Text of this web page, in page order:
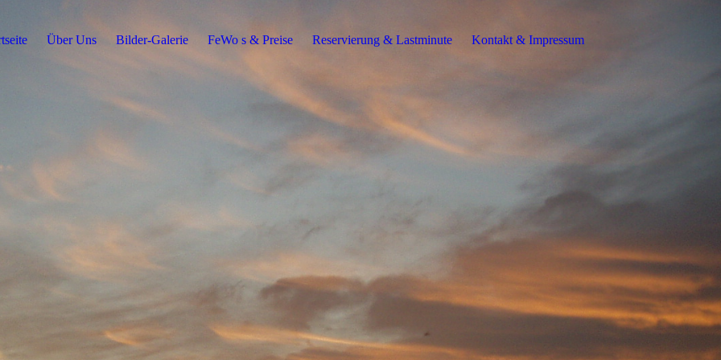
Über Uns Bilder-Galerie FeWo s & Preise Reservierung & Lastminute Kontakt & Impressum